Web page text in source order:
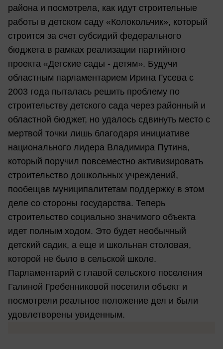
района и посмотрела, как идут строительные
работы в детском саду «Колокольчик», который
строится за счет субсидий федерального
бюджета в рамках реализации партийного
проекта «Детские сады - детям». Будучи
областным парламентарием Ирина Гусева с
2003 года пыталась решить проблему по
строительству детского сада через районный и
областной бюджет, но удалось сдвинуть место с
мертвой точки лишь благодаря инициативе
национального лидера Владимира Путина,
который поручил повсеместно активизировать
строительство дошкольных учреждений,
пообещав муниципалитетам поддержку в этом
деле со стороны государства. Теперь
строительство социально значимого объекта
идет полным ходом. Это будет необычный
детский садик, а еще и школьная столовая,
которой не было в сельской школе.
Парламентарий с главой сельского поселения
Галиной Гребенниковой посетили объект и
посмотрели реальное положение дел и были
удовлетворены увиденным.